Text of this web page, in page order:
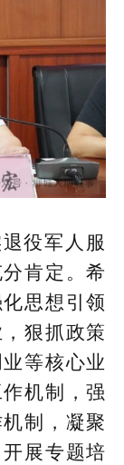
役军人服
肯定。希
思想引领
狠抓政策
等核心业
机制，强
制，凝聚
展专题培